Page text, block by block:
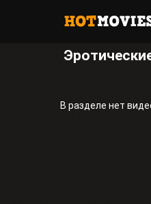
В разделе нет